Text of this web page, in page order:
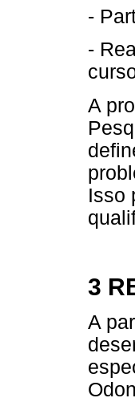
-
-
A
Isso
3
A